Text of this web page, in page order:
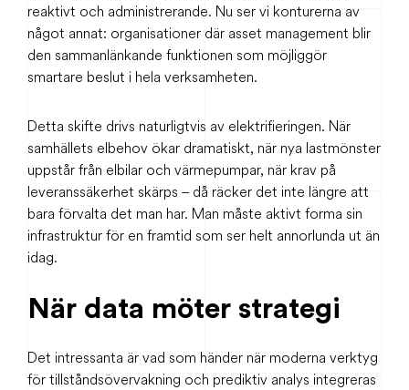
reaktivt och administrerande. Nu ser vi konturerna av
något annat: organisationer där asset management blir
den sammanlänkande funktionen som möjliggör
smartare beslut i hela verksamheten.
Detta skifte drivs naturligtvis av elektrifieringen. När
samhällets elbehov ökar dramatiskt, när nya lastmönster
uppstår från elbilar och värmepumpar, när krav på
leveranssäkerhet skärps – då räcker det inte längre att
bara förvalta det man har. Man måste aktivt forma sin
infrastruktur för en framtid som ser helt annorlunda ut än
idag.
När data möter strategi
Det intressanta är vad som händer när moderna verktyg
för tillståndsövervakning och prediktiv analys integreras